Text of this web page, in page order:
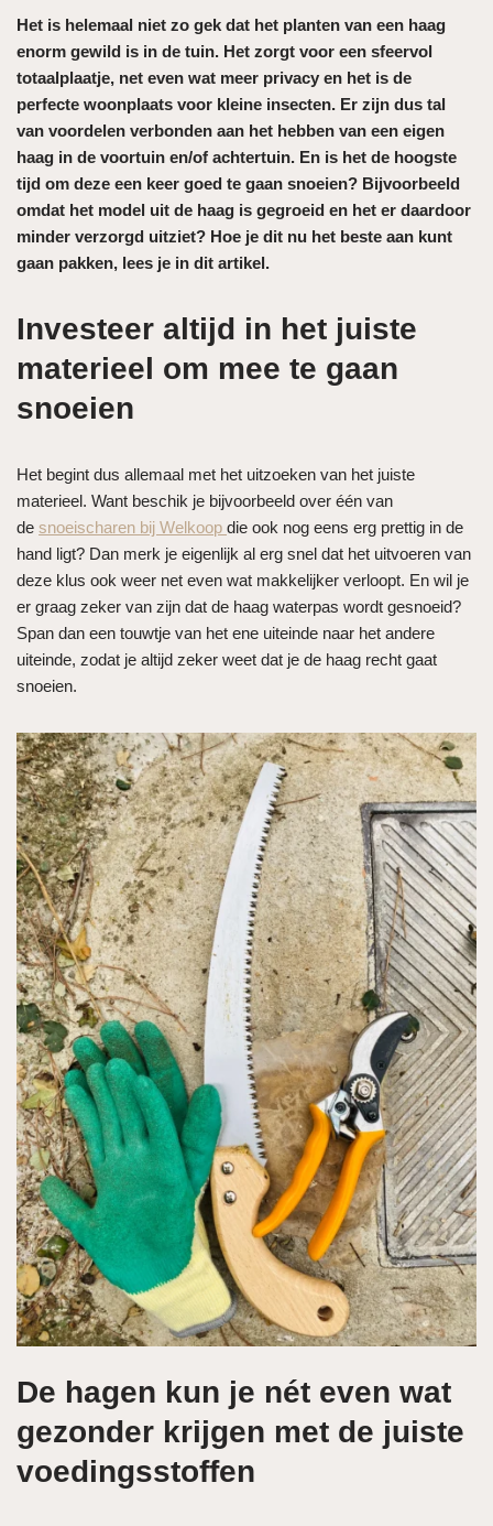
Het is helemaal niet zo gek dat het planten van een haag
enorm gewild is in de tuin. Het zorgt voor een sfeervol
totaalplaatje, net even wat meer privacy en het is de
perfecte woonplaats voor kleine insecten. Er zijn dus tal
van voordelen verbonden aan het hebben van een eigen
haag in de voortuin en/of achtertuin. En is het de hoogste
tijd om deze een keer goed te gaan snoeien? Bijvoorbeeld
omdat het model uit de haag is gegroeid en het er daardoor
minder verzorgd uitziet? Hoe je dit nu het beste aan kunt
gaan pakken, lees je in dit artikel.
Investeer altijd in het juiste
materieel om mee te gaan
snoeien
Het begint dus allemaal met het uitzoeken van het juiste
materieel. Want beschik je bijvoorbeeld over één van
de snoeischaren bij Welkoop die ook nog eens erg prettig in de
hand ligt? Dan merk je eigenlijk al erg snel dat het uitvoeren van
deze klus ook weer net even wat makkelijker verloopt. En wil je
er graag zeker van zijn dat de haag waterpas wordt gesnoeid?
Span dan een touwtje van het ene uiteinde naar het andere
uiteinde, zodat je altijd zeker weet dat je de haag recht gaat
snoeien.
De hagen kun je nét even wat
gezonder krijgen met de juiste
voedingsstoffen